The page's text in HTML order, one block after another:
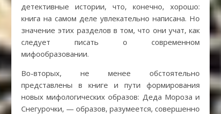
детективные истории, что, конечно, хорошо:
книга на самом деле увлекательно написана. Но
значение этих разделов в том, что они учат, как
следует писать о современном
мифообразовании.
Во-вторых, не менее обстоятельно
представлены в книге и пути формирования
новых мифологических образов: Деда Мороза и
Снегурочки, — образов, разумеется, совершенно